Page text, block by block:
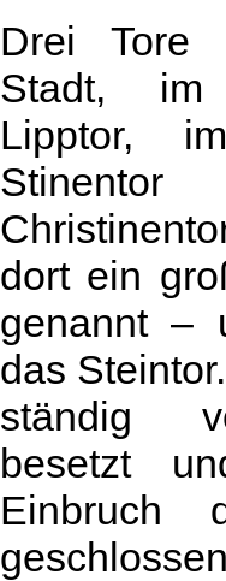
Drei Tore
Stadt,
Lipptor,
dort ein
genannt –
das
ständig
besetzt
Einbruch